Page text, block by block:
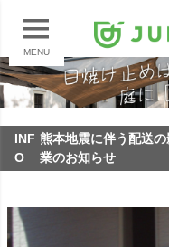
MENU
INF
O
熊本地震に伴う配送
業のお知らせ